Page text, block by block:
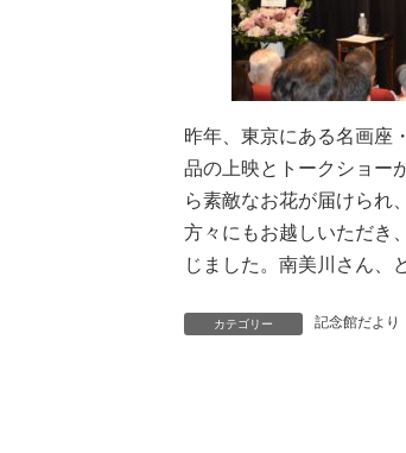
昨年、東京にある名画座
品の上映とトークショー
ら素敵なお花が届けられ
方々にもお越しいただき
じました。南美川さん、
カテゴリー 記念館だより